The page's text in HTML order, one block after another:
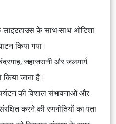
लाइटहाउस के साथ-साथ ओडिशा
किया गया।
जहाजरानी और जलमार्ग
किया जाता है।
की विशाल संभावनाओं और
करने की रणनीतियों का पता